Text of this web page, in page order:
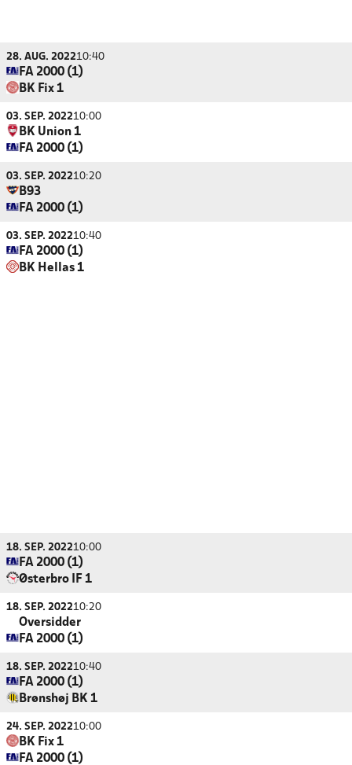
28. AUG. 202210:40
FA 2000 (1)
BK Fix 1
03. SEP. 202210:00
BK Union 1
FA 2000 (1)
03. SEP. 202210:20
B93
FA 2000 (1)
03. SEP. 202210:40
FA 2000 (1)
BK Hellas 1
18. SEP. 202210:00
FA 2000 (1)
Østerbro IF 1
18. SEP. 202210:20
Oversidder
FA 2000 (1)
18. SEP. 202210:40
FA 2000 (1)
Brønshøj BK 1
24. SEP. 202210:00
BK Fix 1
FA 2000 (1)